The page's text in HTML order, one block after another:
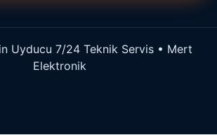
Uyducu 7/24 Teknik Servis • Mert
Elektronik